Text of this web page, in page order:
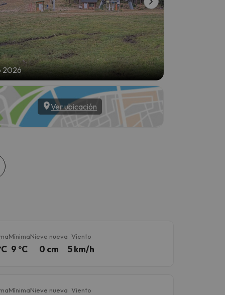
2026
Ver ubicación
Mínima
9 ºC
Nieve nueva
0 cm
Viento
5 km/h
MínimaNieve nueva Viento